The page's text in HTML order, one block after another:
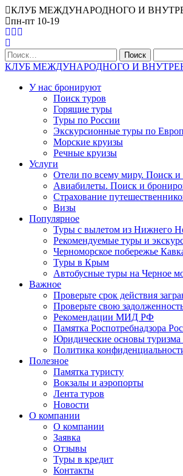
КЛУБ МЕЖДУНАРОДНОГО И
пн-пт 10-19
Найти:
КЛУБ МЕЖДУНАРОДНОГО И
У нас бронируют
Поиск туров
Горящие туры
Туры по России
Экскурсионные туры по
Морские круизы
Речные круизы
Услуги
Отели по всему миру. Поиск и
Авиабилеты. Поиск и
Страхование
Визы
Популярное
Туры с вылетом из Нижнего
Рекомендуемые туры и
Черноморское побережье
Туры в Крым
Автобусные туры на Черное
Важное
Проверьте срок действия
Проверьте свою
Рекомендации МИД РФ
Памятка Роспотребнадзора
Юридические основы
Политика
Полезное
Памятка туристу
Вокзалы и аэропорты
Лента туров
Новости
О компании
О компании
Заявка
Отзывы
Туры в кредит
Контакты